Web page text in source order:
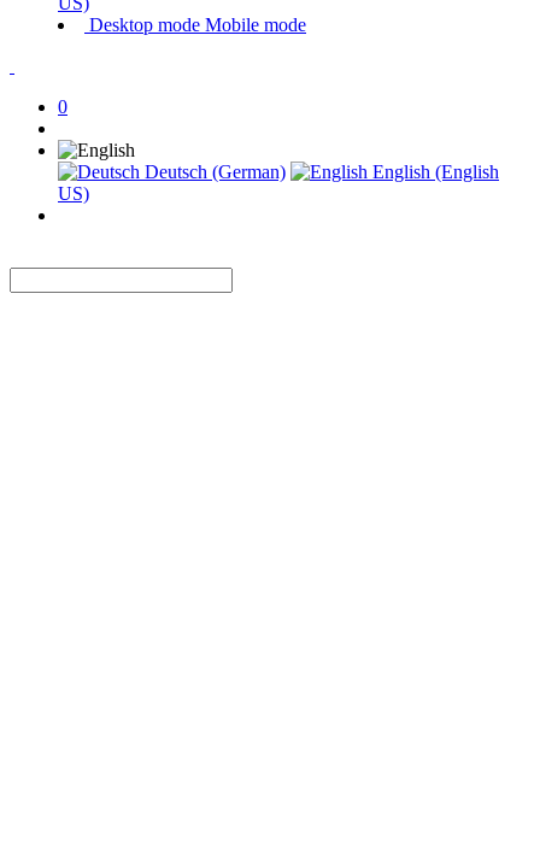
Desktop mode Mobile mode
0
Deutsch (German)
English (English
US)